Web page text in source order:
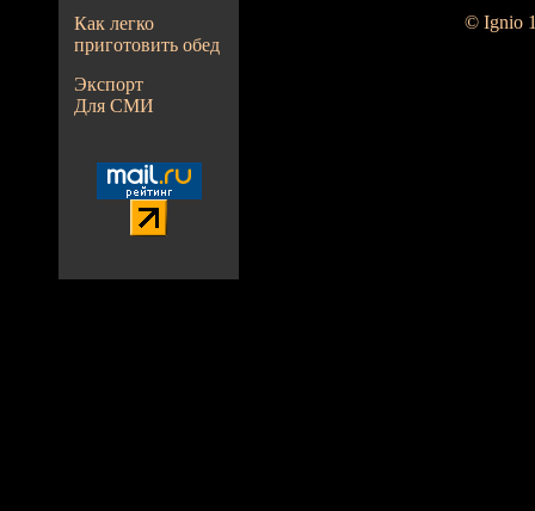
Как легко
приготовить обед
Экспорт
Для СМИ
© Ignio